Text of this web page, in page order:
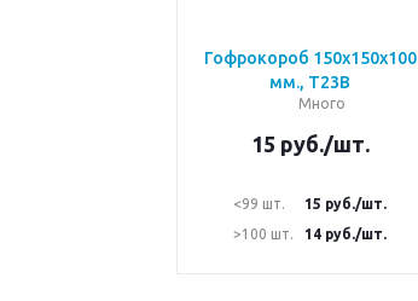
Гофрокороб 150х150х100
мм., Т23В
Много
15 руб./шт.
<99 шт. 15 руб./шт.
>100 шт.
14 руб./шт.